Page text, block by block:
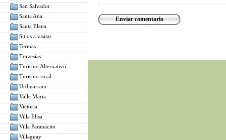
San Salvador
Santa Ana
Santa Elena
Sitios a visitar
Termas
Travesías
Turismo Alternativo
Turismo rural
Urdinarrain
Valle Maria
Victoria
Villa Elisa
Villa Paranacito
Villaguay